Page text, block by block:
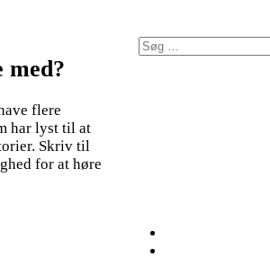
flere
har lyst til at
Skriv til
for at høre
Søg